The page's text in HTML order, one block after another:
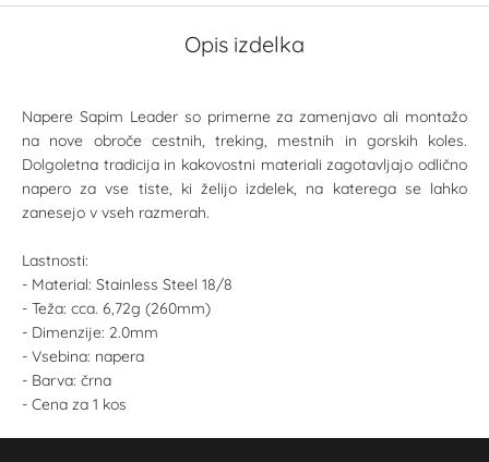
Opis izdelka
Napere Sapim Leader so primerne za zamenjavo ali montažo
na nove obroče cestnih, treking, mestnih in gorskih koles.
Dolgoletna tradicija in kakovostni materiali zagotavljajo odlično
napero za vse tiste, ki želijo izdelek, na katerega se lahko
zanesejo v vseh razmerah.
Lastnosti:
- Material: Stainless Steel 18/8
- Teža: cca. 6,72g (260mm)
- Dimenzije: 2.0mm
- Vsebina: napera
- Barva: črna
- Cena za 1 kos